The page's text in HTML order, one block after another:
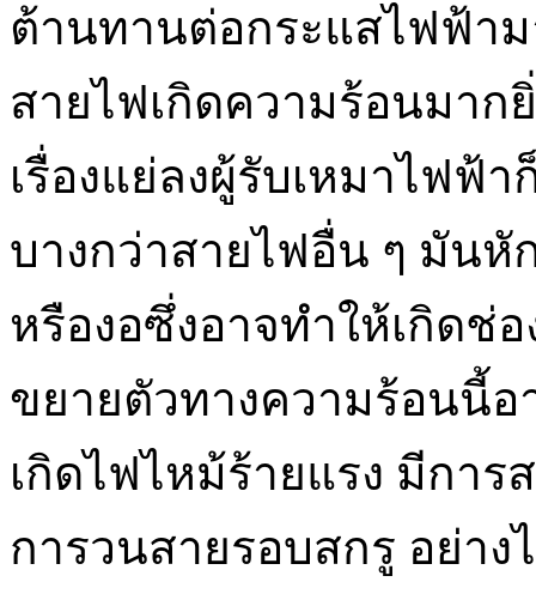
ต้านทานต่อกระแสไฟฟ้า
สายไฟเกิดความร้อนมาก
เรื่องแย่ลงผู้รับเหมาไฟฟ้
บางกว่าสายไฟอื่น ๆ มันหั
หรืองอซึ่งอาจทำให้เกิดช่
ขยายตัวทางความร้อนนี้อ
เกิดไฟไหม้ร้ายแรง มีกา
การวนสายรอบสกรู อย่าง